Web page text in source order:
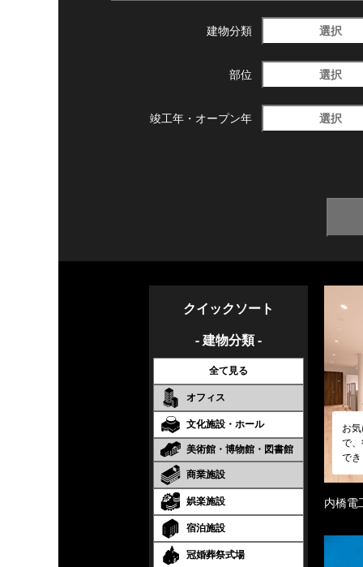
建物分類 選択
部位 選択
竣工年・ オープン年 選択
クイックソート
- 建物分類 -
全て見る
オフィス
文化施設・ホール
美術館・博物館・図書館
商業施設
娯楽施設
宿泊施設
冠婚葬祭式場
お
で
で
内橋電